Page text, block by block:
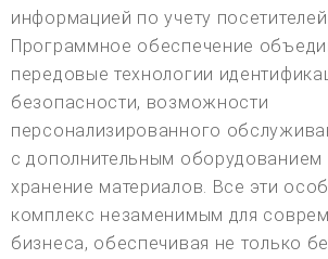
информацией по учету посетителей
Программное обеспечение
передовые технологии
безопасности, возможности
персонализированного
с дополнительным оборудованием
хранение материалов. Все эти
комплекс незаменимым для
бизнеса, обеспечивая не только